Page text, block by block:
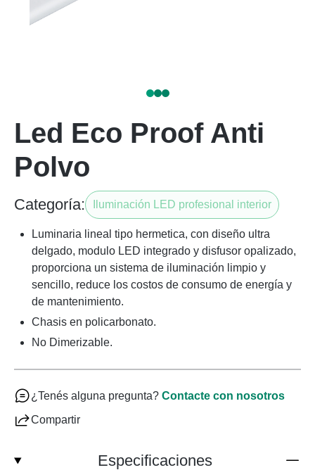
Led Eco Proof Anti
Polvo
Categoría: Iluminación LED profesional interior
Luminaria lineal tipo hermetica, con diseño ultra
delgado, modulo LED integrado y disfusor opalizado,
proporciona un sistema de iluminación limpio y
sencillo, reduce los costos de consumo de energía y
de mantenimiento.
Chasis en policarbonato.
No Dimerizable.
¿Tenés alguna pregunta? Contacte con nosotros
Compartir
Especificaciones